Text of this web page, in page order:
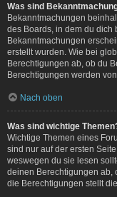
Was sind
Bekanntmachungen
des Boards, in dem du dich
Bekanntmachungen
erstellt wurden. Wie bei
Berechtigungen ab, ob du
Berechtigungen werden
Nach oben
Was sind wichtige
Wichtige Themen eines
sind nur auf der ersten
weswegen du sie lesen
deinen Berechtigungen ab,
die Berechtigungen stellt